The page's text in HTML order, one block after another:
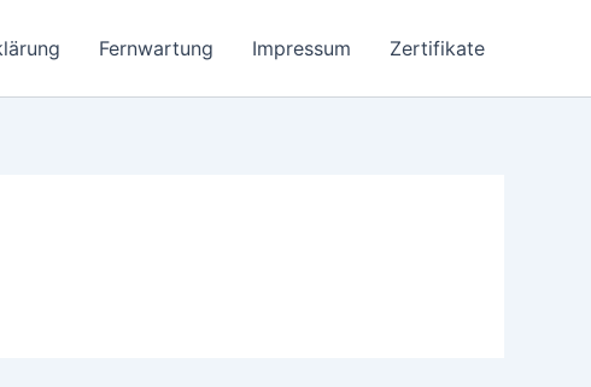
Fernwartung Impressum Zertifikate